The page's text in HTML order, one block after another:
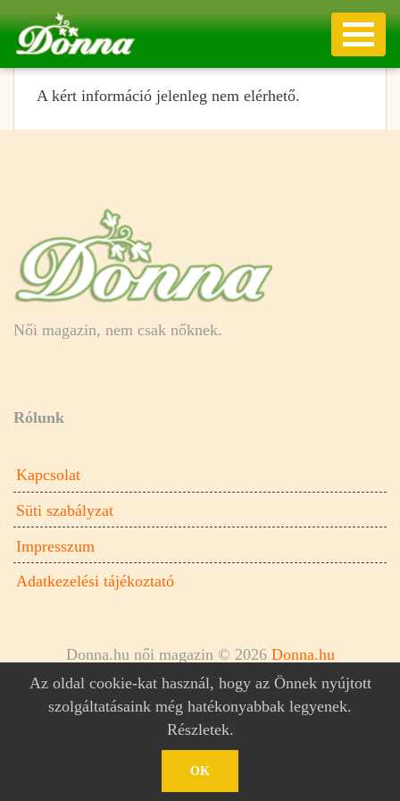
A kért információ jelenleg nem elérhető.
Női magazin, nem csak nőknek.
Rólunk
Kapcsolat
Süti szabályzat
Impresszum
Adatkezelési tájékoztató
Donna.hu női magazin © 2026 Donna.hu
Az oldal cookie-kat használ, hogy az Önnek nyújtott
szolgáltatásaink még hatékonyabbak legyenek.
Részletek.
OK